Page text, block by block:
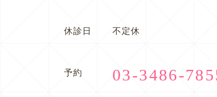
休診日 不定休
予約 03-3486-